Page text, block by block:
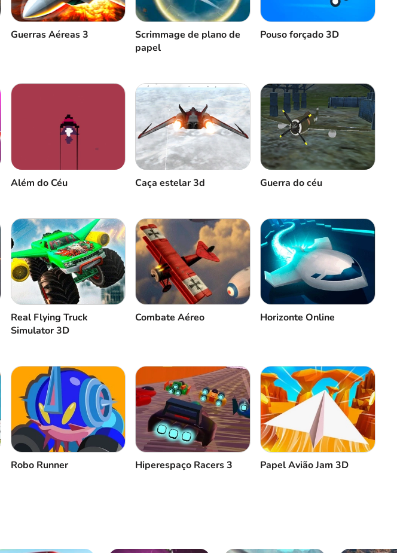
Guerras Aéreas 3
Scrimmage de plano de
papel
Pouso forçado 3D
Além do Céu Caça estelar 3d Guerra do céu
Real Flying Truck
Simulator 3D
Combate Aéreo Horizonte Online
Robo Runner Hiperespaço Racers 3 Papel Avião Jam 3D